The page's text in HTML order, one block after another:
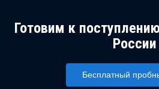
Готовим к
России
Бесплатный